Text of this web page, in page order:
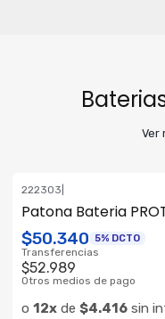
Ver
222303
Patona Bateria
$50.340 5% DCTO
Transferencias
$52.989
Otros medios de pago
o 12xde $4.416sin